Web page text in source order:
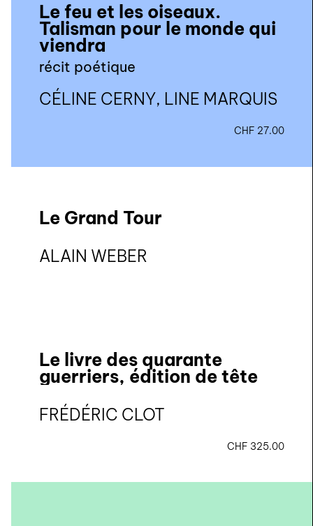
podcasts
qui sommes-nous? ↓
éditions d’artistes
nous contacter ↓
manuscrits
Le feu et les oiseaux.
Talisman pour le monde qui
viendra
récit poétique
CÉLINE CERNY, LINE MARQUIS
CHF 27.00
Le Grand Tour
ALAIN WEBER
Le livre des quarante
guerriers, édition de tête
FRÉDÉRIC CLOT
CHF 325.00